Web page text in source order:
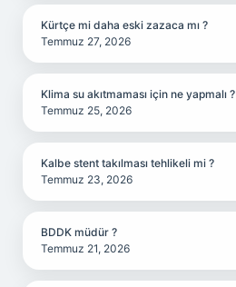
Kürtçe mi daha eski zazaca mı ?
Temmuz 27, 2026
Klima su akıtmaması için ne yapmalı ?
Temmuz 25, 2026
Kalbe stent takılması tehlikeli mi ?
Temmuz 23, 2026
BDDK müdür ?
Temmuz 21, 2026